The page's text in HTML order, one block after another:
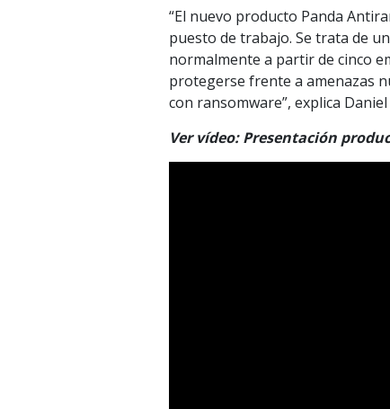
“El nuevo producto Panda
puesto de trabajo. Se trata de
normalmente a partir de cinco
protegerse frente a amenazas
con ransomware”, explica
Ver vídeo: Presentación